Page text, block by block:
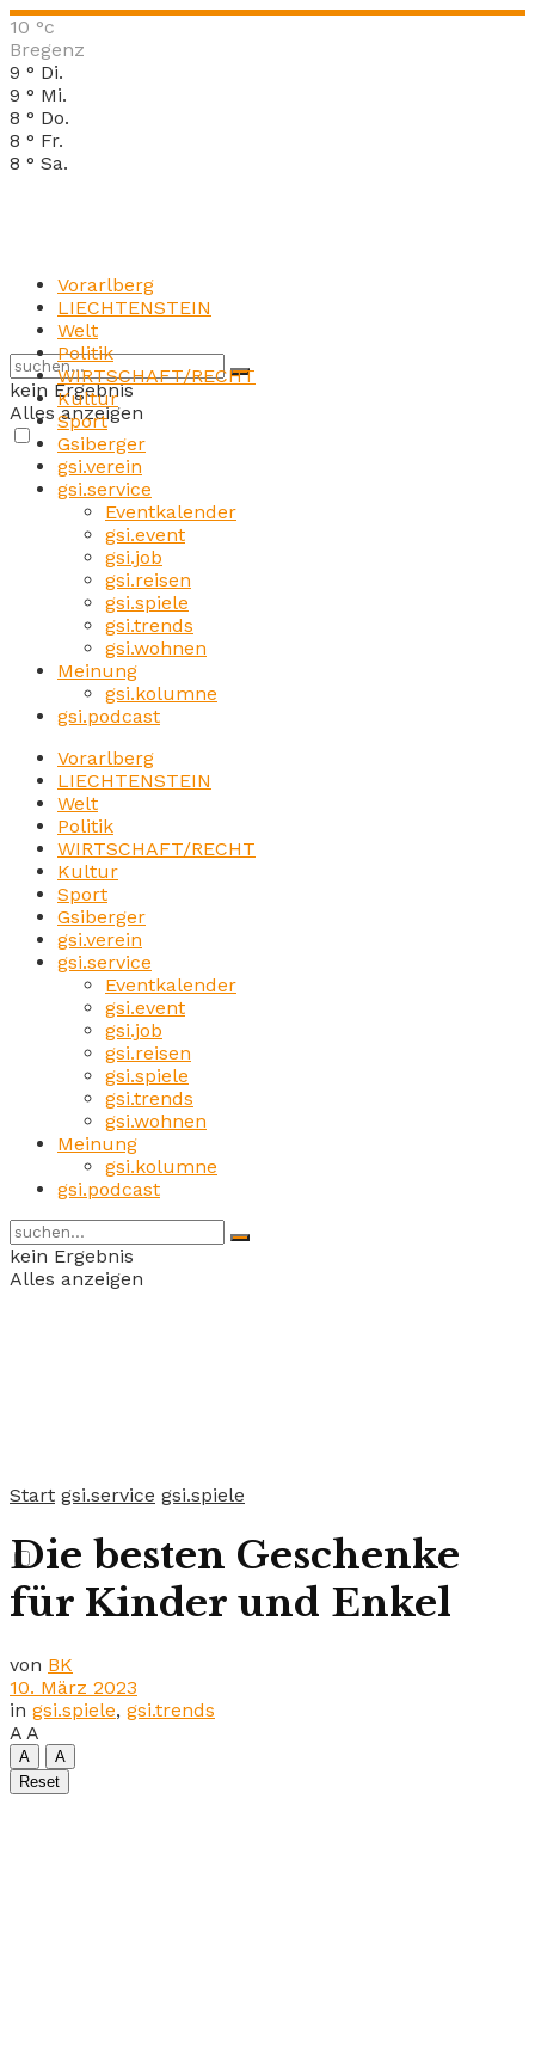
10 °c
Bregenz
9 ° Di.
9 ° Mi.
8 ° Do.
8 ° Fr.
8 ° Sa.
kein Ergebnis
Alles anzeigen
Vorarlberg
LIECHTENSTEIN
Welt
Politik
WIRTSCHAFT/RECHT
Kultur
Sport
Gsiberger
gsi.verein
gsi.service
Eventkalender
gsi.event
gsi.job
gsi.reisen
gsi.spiele
gsi.trends
gsi.wohnen
Meinung
gsi.kolumne
gsi.podcast
Vorarlberg
LIECHTENSTEIN
Welt
Politik
WIRTSCHAFT/RECHT
Kultur
Sport
Gsiberger
gsi.verein
gsi.service
Eventkalender
gsi.event
gsi.job
gsi.reisen
gsi.spiele
gsi.trends
gsi.wohnen
Meinung
gsi.kolumne
gsi.podcast
kein Ergebnis
Alles anzeigen
Start gsi.service gsi.spiele
Die besten Geschenke
für Kinder und Enkel
von BK
10. März 2023
in gsi.spiele, gsi.trends
A A
A
A
Reset